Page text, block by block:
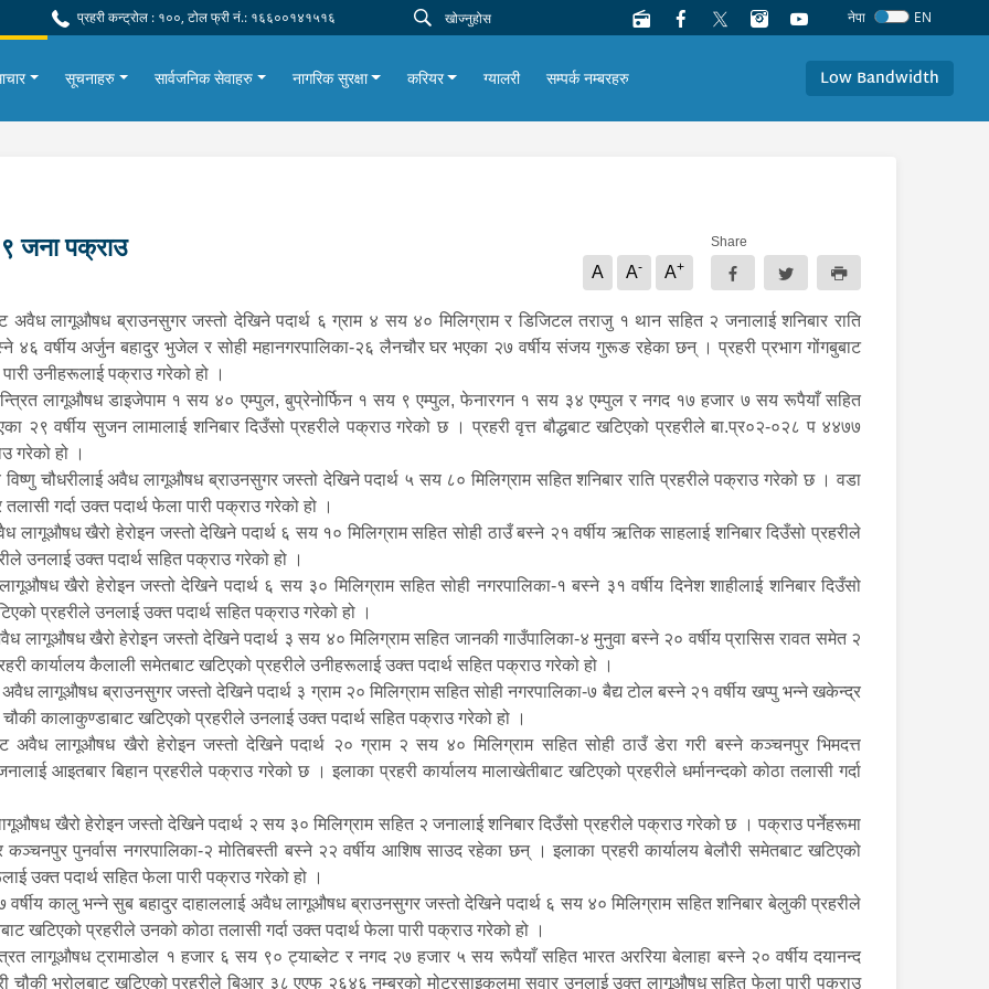
प्रहरी कन्ट्रोल : १००, टोल फ्री नं.: १६६००१४१५१६ नेपा EN
सूचनाहरु सार्वजनिक सेवाहरु नागरिक सुरक्षा करियर ग्यालरी सम्पर्क नम्बरहरु Low Bandwidth
जना पक्राउ
A A- A+
Share
अवैध लागूऔषध ब्राउनसुगर जस्तो देखिने पदार्थ ६ ग्राम ४ सय ४० मिलिग्राम र डिजिटल तराजु १ थान सहित २ जनालाई शनिबार राति
४६ वर्षीय अर्जुन बहादुर भुजेल र सोही महानगरपालिका-२६ लैनचौर घर भएका २७ वर्षीय संजय गुरूङ रहेका छन् । प्रहरी प्रभाग गोंगबुबाट
उनीहरूलाई पक्राउ गरेको हो ।
लागूऔषध डाइजेपाम १ सय ४० एम्पुल, बुप्रेनोर्फिन १ सय ९ एम्पुल, फेनारगन १ सय ३४ एम्पुल र नगद १७ हजार ७ सय रूपैयाँ सहित
२९ वर्षीय सुजन लामालाई शनिबार दिउँसो प्रहरीले पक्राउ गरेको छ । प्रहरी वृत्त बौद्धबाट खटिएको प्रहरीले बा.प्र०२-०२८ प ४४७७
गरेको हो ।
चौधरीलाई अवैध लागूऔषध ब्राउनसुगर जस्तो देखिने पदार्थ ५ सय ८० मिलिग्राम सहित शनिबार राति प्रहरीले पक्राउ गरेको छ । वडा
गर्दा उक्त पदार्थ फेला पारी पक्राउ गरेको हो ।
लागूऔषध खैरो हेरोइन जस्तो देखिने पदार्थ ६ सय १० मिलिग्राम सहित सोही ठाउँ बस्ने २१ वर्षीय ऋतिक साहलाई शनिबार दिउँसो प्रहरीले
उनलाई उक्त पदार्थ सहित पक्राउ गरेको हो ।
खैरो हेरोइन जस्तो देखिने पदार्थ ६ सय ३० मिलिग्राम सहित सोही नगरपालिका-१ बस्ने ३१ वर्षीय दिनेश शाहीलाई शनिबार दिउँसो
प्रहरीले उनलाई उक्त पदार्थ सहित पक्राउ गरेको हो ।
लागूऔषध खैरो हेरोइन जस्तो देखिने पदार्थ ३ सय ४० मिलिग्राम सहित जानकी गाउँपालिका-४ मुनुवा बस्ने २० वर्षीय प्रासिस रावत समेत २
कार्यालय कैलाली समेतबाट खटिएको प्रहरीले उनीहरूलाई उक्त पदार्थ सहित पक्राउ गरेको हो ।
लागूऔषध ब्राउनसुगर जस्तो देखिने पदार्थ ३ ग्राम २० मिलिग्राम सहित सोही नगरपालिका-७ बैद्य टोल बस्ने २१ वर्षीय खप्पु भन्ने खकेन्द्र
कालाकुण्डाबाट खटिएको प्रहरीले उनलाई उक्त पदार्थ सहित पक्राउ गरेको हो ।
अवैध लागूऔषध खैरो हेरोइन जस्तो देखिने पदार्थ २० ग्राम २ सय ४० मिलिग्राम सहित सोही ठाउँ डेरा गरी बस्ने कञ्चनपुर भिमदत्त
आइतबार बिहान प्रहरीले पक्राउ गरेको छ । इलाका प्रहरी कार्यालय मालाखेतीबाट खटिएको प्रहरीले धर्मानन्दको कोठा तलासी गर्दा
खैरो हेरोइन जस्तो देखिने पदार्थ २ सय ३० मिलिग्राम सहित २ जनालाई शनिबार दिउँसो प्रहरीले पक्राउ गरेको छ । पक्राउ पर्नेहरूमा
कञ्चनपुर पुनर्वास नगरपालिका-२ मोतिबस्ती बस्ने २२ वर्षीय आशिष साउद रहेका छन् । इलाका प्रहरी कार्यालय बेलौरी समेतबाट खटिएको
उक्त पदार्थ सहित फेला पारी पक्राउ गरेको हो ।
वर्षीय कालु भन्ने सुब बहादुर दाहाललाई अवैध लागूऔषध ब्राउनसुगर जस्तो देखिने पदार्थ ६ सय ४० मिलिग्राम सहित शनिबार बेलुकी प्रहरीले
खटिएको प्रहरीले उनको कोठा तलासी गर्दा उक्त पदार्थ फेला पारी पक्राउ गरेको हो ।
लागूऔषध ट्रामाडोल १ हजार ६ सय ९० ट्याब्लेट र नगद २७ हजार ५ सय रूपैयाँ सहित भारत अररिया बेलाहा बस्ने २० वर्षीय दयानन्द
चौकी भरोलबाट खटिएको प्रहरीले बिआर ३८ एएफ २६४६ नम्बरको मोटरसाइकलमा सवार उनलाई उक्त लागूऔषध सहित फेला पारी पक्राउ